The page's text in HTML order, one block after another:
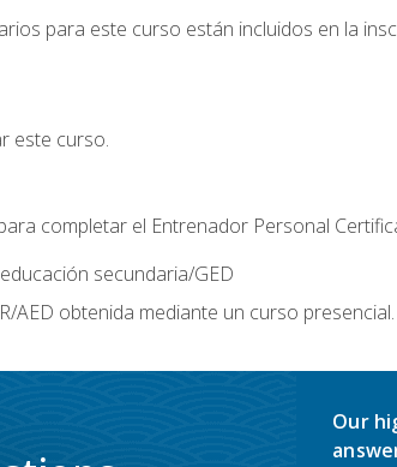
para este curso están incluidos en la
este curso.
completar el Entrenador Personal
secundaria/GED
AED obtenida mediante un curso presencial.
Our